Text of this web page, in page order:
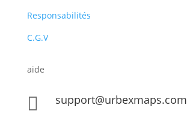
Responsabilités
C.G.V
aide
 support@urbexmaps.com